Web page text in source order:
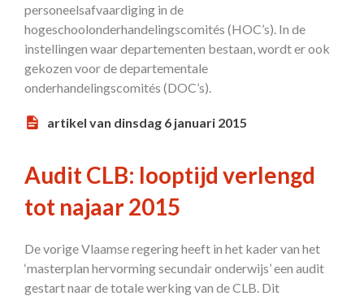
personeelsafvaardiging in de
hogeschoolonderhandelingscomités (HOC’s). In de
instellingen waar departementen bestaan, wordt er ook
gekozen voor de departementale
onderhandelingscomités (DOC’s).
artikel van dinsdag 6 januari 2015
Audit CLB: looptijd verlengd
tot najaar 2015
De vorige Vlaamse regering heeft in het kader van het
‘masterplan hervorming secundair onderwijs’ een audit
gestart naar de totale werking van de CLB. Dit